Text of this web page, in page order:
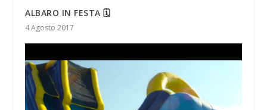
ALBARO IN FESTA 🗓
4 Agosto 2017